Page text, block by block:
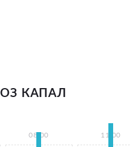
КАПАЛ
08:00 11:00